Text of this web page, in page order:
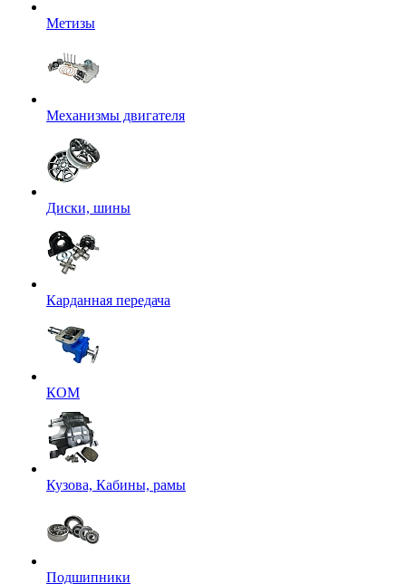
Метизы
Механизмы двигателя
Диски, шины
Карданная передача
КОМ
Кузова, Кабины, рамы
Подшипники